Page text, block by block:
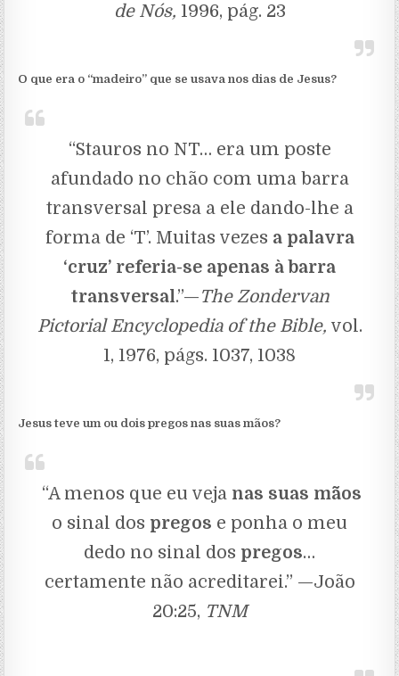
de Nós, 1996, pág. 23
O que era o “madeiro” que se usava nos dias de Jesus?
“Stauros no NT… era um poste
afundado no chão com uma barra
transversal presa a ele dando-lhe a
forma de ‘T’. Muitas vezes a palavra
‘cruz’ referia-se apenas à barra
transversal.”—The Zondervan
Pictorial Encyclopedia of the Bible, vol.
1, 1976, págs. 1037, 1038
Jesus teve um ou dois pregos nas suas mãos?
“A menos que eu veja nas suas mãos
o sinal dos pregos e ponha o meu
dedo no sinal dos pregos…
certamente não acreditarei.” —João
20:25, TNM